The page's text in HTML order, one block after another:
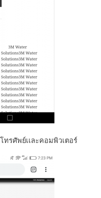
ทรศัพย์เเละคอมพิวเตอร์